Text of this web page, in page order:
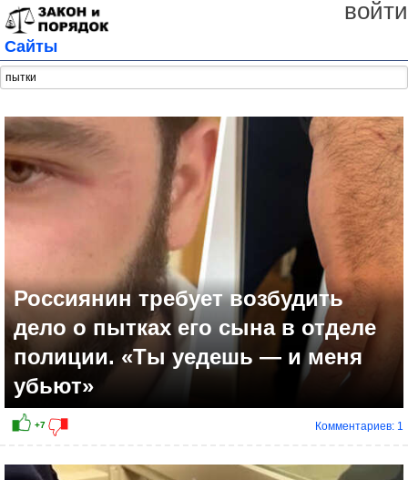
войти
Сайты
Россиянин требует возбудить
дело о пытках его сына в отделе
полиции. «Ты уедешь — и меня
убьют»
Комментариев: 1